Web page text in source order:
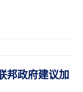
邦政府建议加